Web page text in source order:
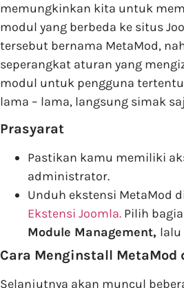
memungkinkan kita untuk
modul yang berbeda ke situs
tersebut bernama MetaMod,
seperangkat aturan yang
modul untuk pengguna
lama – lama, langsung simak
Prasyarat
Pastikan kamu memiliki
administrator.
Unduh ekstensi MetaMod
Ekstensi Joomla. Pilih
Module Management, lalu
Cara Menginstall MetaMod
Selanjutnya akan muncul